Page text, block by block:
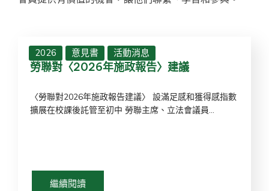
2026 意見書 活動消息
勞聯對〈2026年施政報告〉建議
〈勞聯對2026年施政報告建議〉 設滿足感和獲得感指數
擴展在校課後託管至初中 勞聯主席、立法會議員...
繼續閱讀